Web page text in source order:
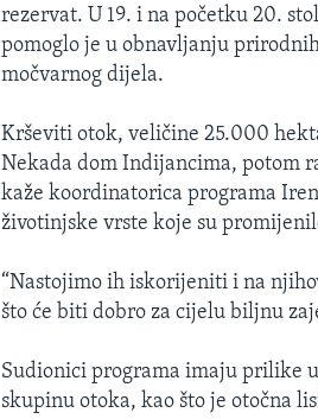
rezervat. U 19. i na početku 20.
pomoglo je u obnavljanju
močvarnog dijela.
Krševiti otok, veličine 25.000
Nekada dom Indijancima, potom
kaže koordinatorica programa
životinjske vrste koje su
“Nastojimo ih iskorijeniti i na
što će biti dobro za cijelu biljnu
Sudionici programa imaju prilike
skupinu otoka, kao što je otočna